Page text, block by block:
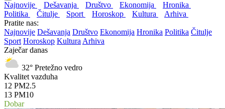
Najnovije Dešavanja Društvo Ekonomija
Hronika
Politika
Čitulje Sport Horoskop Kultura
Arhiva
Pratite nas:
Najnovije Dešavanja Društvo Ekonomija Hronika Politika Čitulje
Sport Horoskop Kultura Arhiva
Zaječar danas
32° Pretežno vedro
Kvalitet vazduha
12 PM2.5
13 PM10
Dobar